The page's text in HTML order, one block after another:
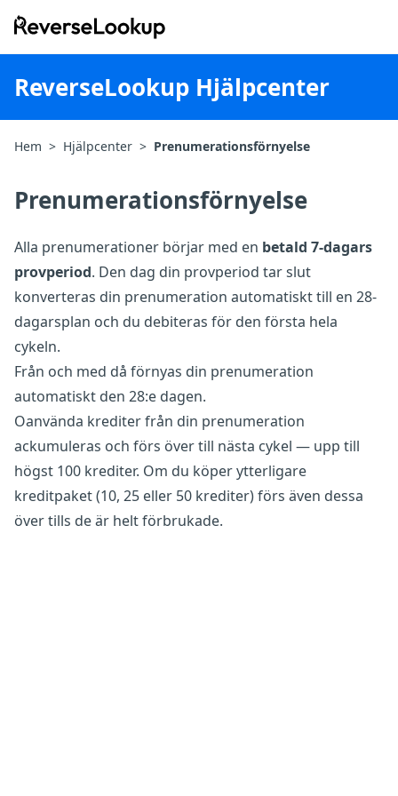
ReverseLookup
ReverseLookup Hjälpcenter
Hem > Hjälpcenter > Prenumerationsförnyelse
Prenumerationsförnyelse
Alla prenumerationer börjar med en betald 7-dagars
provperiod. Den dag din provperiod tar slut
konverteras din prenumeration automatiskt till en 28-
dagarsplan och du debiteras för den första hela
cykeln.
Från och med då förnyas din prenumeration
automatiskt den 28:e dagen.
Oanvända krediter från din prenumeration
ackumuleras och förs över till nästa cykel — upp till
högst 100 krediter. Om du köper ytterligare
kreditpaket (10, 25 eller 50 krediter) förs även dessa
över tills de är helt förbrukade.